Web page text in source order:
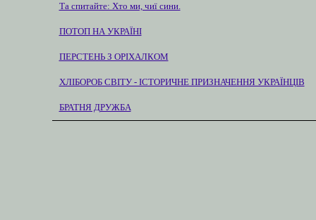
Та спитайте: Хто ми, чиї сини.
ПОТОП НА УКРАЇНІ
ПЕРСТЕНЬ З ОРІХАЛКОМ
ХЛІБОРОБ СВІТУ - ІСТОРИЧНЕ ПРИЗНАЧЕННЯ УКРАЇНЦІВ
БРАТНЯ ДРУЖБА